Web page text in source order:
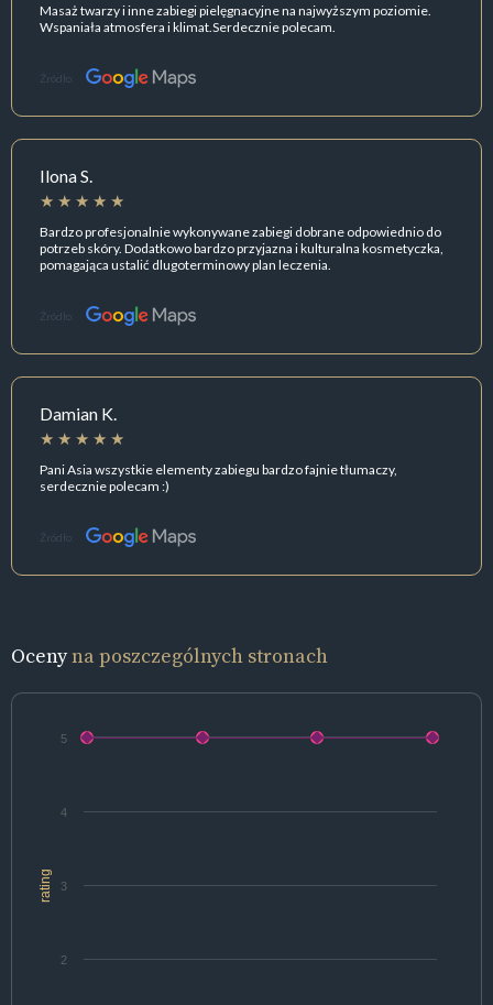
Masaż twarzy i inne zabiegi pielęgnacyjne na najwyższym poziomie.
Wspaniała atmosfera i klimat.Serdecznie polecam.
Źródło:
Ilona S.
Bardzo profesjonalnie wykonywane zabiegi dobrane odpowiednio do
potrzeb skóry. Dodatkowo bardzo przyjazna i kulturalna kosmetyczka,
pomagająca ustalić dlugoterminowy plan leczenia.
Źródło:
Damian K.
Pani Asia wszystkie elementy zabiegu bardzo fajnie tłumaczy,
serdecznie polecam :)
Źródło:
Ocenyna poszczególnych stronach
rating
2
3
4
5